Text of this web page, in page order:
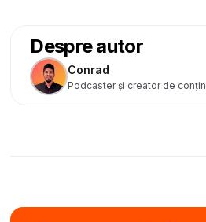
Despre autor
Conrad
Podcaster și creator de